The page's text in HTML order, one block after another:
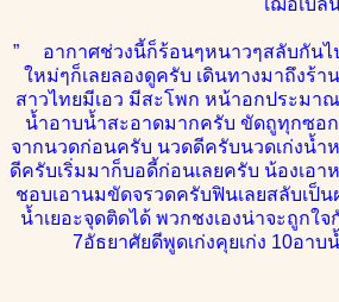
” อากาศช่วงนี้ก็ร้อนๆหนาวๆสลับกันไป
ใหม่ๆก็เลยลองดูครับ เดินทางมาถึงร้
สาวไทยมีเอว มีสะโพก หน้าอกประม
น้ำอาบน้ำสะอาดมากครับ ขัดถูทุกซอ
จากนวดก่อนครับ นวดดีครับนวดเก่งน้ำ
ดีครับเริ่มมาก็บอดี้ก่อนเลยครับ น้องเอ
ชอบเอานมขัดจรวดครับฟินเลยสลับเป็
น้ำเยอะจุดติดได้ พวกชงเองน่าจะถูก
7อัธยาศัยดีพูดเก่งคุยเก่ง 10อา